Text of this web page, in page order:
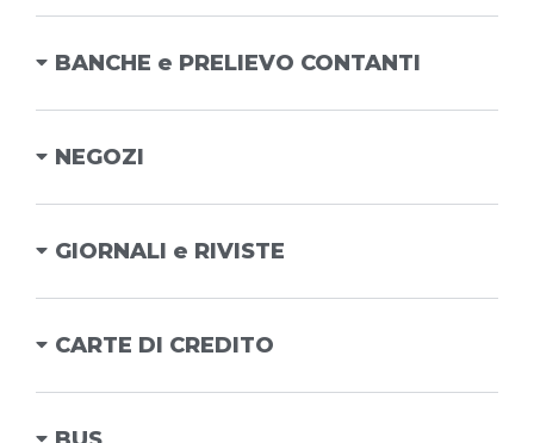
BANCHE e PRELIEVO CONTANTI
NEGOZI
GIORNALI e RIVISTE
CARTE DI CREDITO